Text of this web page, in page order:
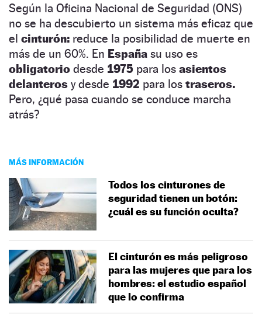
Según la Oficina Nacional de Seguridad (ONS)
no se ha descubierto un sistema más eficaz que
el cinturón: reduce la posibilidad de muerte en
más de un 60%. En España su uso es
obligatorio desde 1975 para los asientos
delanteros y desde 1992 para los traseros.
Pero, ¿qué pasa cuando se conduce marcha
atrás?
MÁS INFORMACIÓN
Todos los cinturones de
seguridad tienen un botón:
¿cuál es su función oculta?
El cinturón es más peligroso
para las mujeres que para los
hombres: el estudio español
que lo confirma